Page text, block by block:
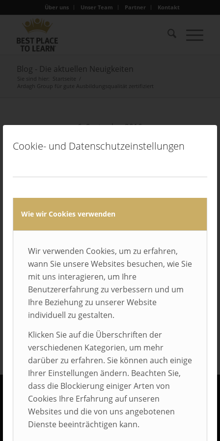
Cookie- und Datenschutzeinstellungen
Wie wir Cookies verwenden
Wir verwenden Cookies, um zu erfahren,
wann Sie unsere Websites besuchen, wie Sie
mit uns interagieren, um Ihre
Benutzererfahrung zu verbessern und um
Ihre Beziehung zu unserer Website
individuell zu gestalten.
Klicken Sie auf die Überschriften der
verschiedenen Kategorien, um mehr
darüber zu erfahren. Sie können auch einige
Ihrer Einstellungen ändern. Beachten Sie,
dass die Blockierung einiger Arten von
Cookies Ihre Erfahrung auf unseren
Websites und die von uns angebotenen
Dienste beeinträchtigen kann.
Über uns Unser Team Partner Kontakt
Blog - Die aktuellen Neuigkeiten
Sie sind hier: Startseite /
Ardagh Group für gute Ausbildungsqualität zertifiziert
6. September 2016
Eintrag teilen
KONTAKT
AUBI-plus GmbH